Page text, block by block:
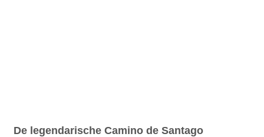
De legendarische Camino de Santago